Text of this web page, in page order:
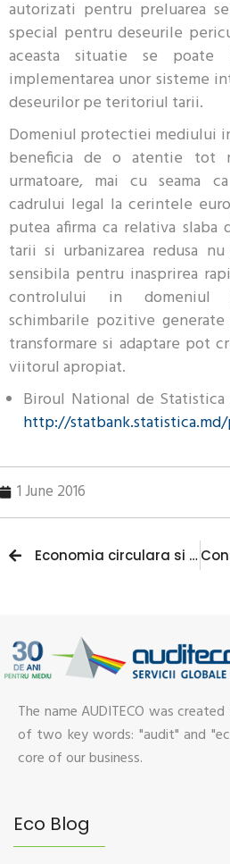
autorizati pentru preluarea
special pentru deseurile
aceasta situatie se poate
implementarea unor sisteme
deseurilor pe teritoriul tarii.
Domeniul protectiei mediului
beneficia de o atentie tot
urmatoare, mai cu seama
cadrului legal la cerintele
putea afirma ca relativa slaba
tarii si urbanizarea redusa
sensibila pentru inasprirea
controlului in domeniul
schimbarile pozitive
transformare si adaptare pot
viitorul apropiat.
Biroul National de
http://statbank.statistica.md/
1 June 2016
Economia circulara si conceptul „Cradle-to-Cradle”
The name AUDITECO was
of two key words: "audit" and
core of our business.
Eco Blog